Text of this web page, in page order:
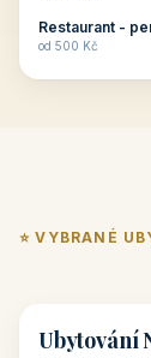
Restaurant -
od 500 Kč
⭐ VYBRANÉ
🏡 penzion
Ubytování